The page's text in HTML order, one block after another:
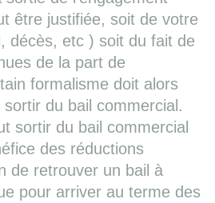
être justifiée, soit de votre
décès, etc ) soit du fait de
de la part de
formalisme doit alors
du bail commercial.
sortir du bail commercial
des réductions
de retrouver un bail à
pour arriver au terme des